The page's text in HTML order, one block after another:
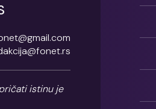
istinu je